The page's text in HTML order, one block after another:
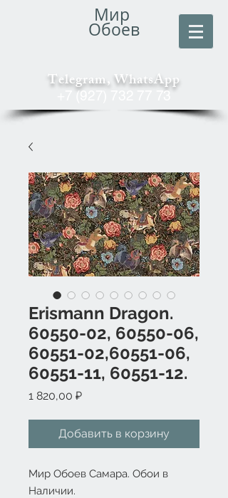
Мир
Обоев
Telegram, WhatsApp
+7 (927) 732 77 73
Erismann Dragon.
60550-02, 60550-06,
60551-02,60551-06,
60551-11, 60551-12.
1 820,00 ₽Цена
Добавить в корзину
Мир Обоев Самара. Обои в
Наличии.